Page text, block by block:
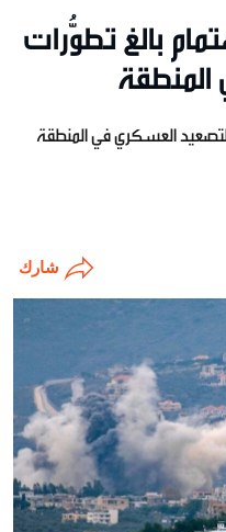
بالغ تطوُّرات
العسكري في المنطقة
شارك